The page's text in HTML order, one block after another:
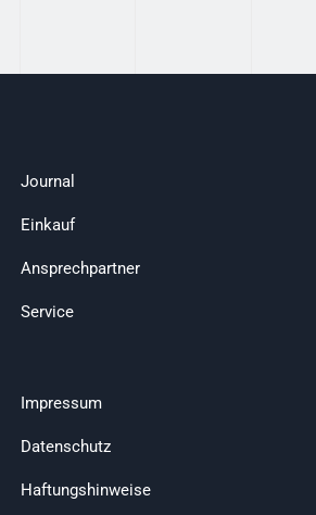
Journal
Einkauf
Ansprechpartner
Service
Impressum
Datenschutz
Haftungshinweise